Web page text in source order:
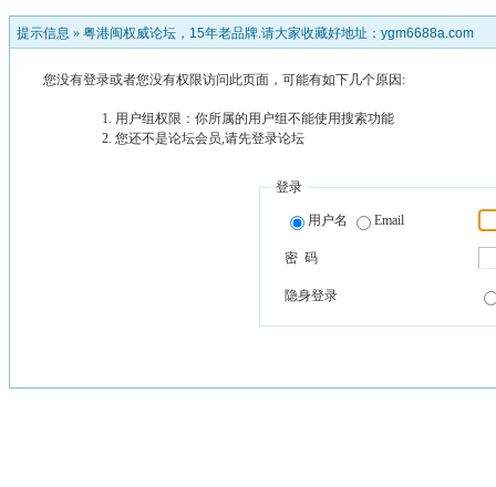
提示信息 » 粤港闽权威论坛，15年老品牌.请大家收藏好地址：ygm6688a.com
您没有登录或者您没有权限访问此页面，可能有如下几个原因:
用户组权限：你所属的用户组不能使用搜索功能
您还不是论坛会员,请先登录论坛
登录
用户名 Email
密 码
隐身登录